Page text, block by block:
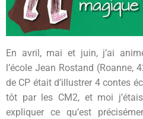
En avril, mai et juin, j’ai
l’école Jean Rostand (Roanne,
de CP était d’illustrer 4 contes
tôt par les CM2, et moi
expliquer ce qu’est